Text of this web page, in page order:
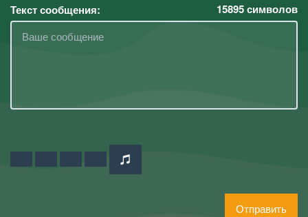
Текст сообщения: 15895символов
Отправить